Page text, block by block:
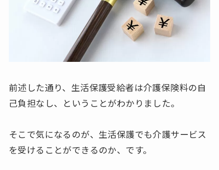
前述した通り、生活保護受給者は介護保険料の自
己負担なし、ということがわかりました。
そこで気になるのが、生活保護でも介護サービス
を受けることができるのか、です。